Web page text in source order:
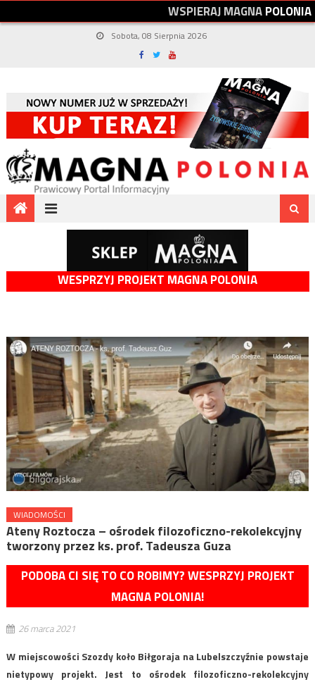
WSPIERAJMAGNAPOLONIA
Sobota, 08 Sierpnia 2026
WESPRZYJ PROJEKT MAGNA POLONIA
WIADOMOŚCI
Ateny Roztocza – ośrodek filozoficzno-rekolekcyjny
tworzony przez ks. prof. Tadeusza Guza
PODOBA CI SIĘ TO CO ROBIMY? WESPRZYJ PROJEKT
MAGNA POLONIA!
26 marca 2021
W miejscowości Szozdy koło Biłgoraja na Lubelszczyźnie powstaje
nietypowy projekt. Jest to ośrodek filozoficzno-rekolekcyjny